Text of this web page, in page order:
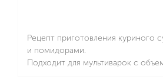
Рецепт приготовления куриного
и помидорами.
Подходит для мультиварок с